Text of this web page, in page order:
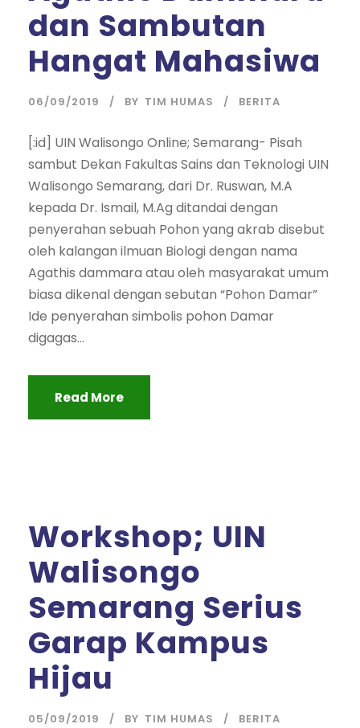
dan Sambutan
Hangat Mahasiwa
06/09/2019 BY TIM HUMAS BERITA
[:id] UIN Walisongo Online; Semarang- Pisah
sambut Dekan Fakultas Sains dan Teknologi UIN
Walisongo Semarang, dari Dr. Ruswan, M.A
kepada Dr. Ismail, M.Ag ditandai dengan
penyerahan sebuah Pohon yang akrab disebut
oleh kalangan ilmuan Biologi dengan nama
Agathis dammara atau oleh masyarakat umum
biasa dikenal dengan sebutan “Pohon Damar”
Ide penyerahan simbolis pohon Damar
digagas...
Read More
Workshop; UIN
Walisongo
Semarang Serius
Garap Kampus
Hijau
05/09/2019 BY TIM HUMAS BERITA